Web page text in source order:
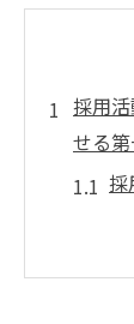
採用
せる
採